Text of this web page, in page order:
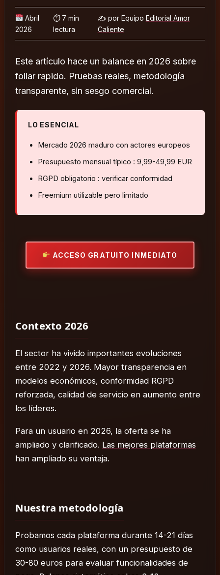
Abril
2026
⏱ 7 min
lectura
✍️ por Equipo Editorial Amor
Caliente
Este artículo hace un balance en 2026 sobre
follarrapido. Pruebas reales, metodología
transparente, sin sesgo comercial.
LO ESENCIAL
Mercado 2026 maduro con actores europeos
Presupuesto mensual típico : 9,99-49,99 EUR
RGPD obligatorio : verificar conformidad
Freemium utilizable pero limitado
ACCESO GRATUITO INMEDIATO
Contexto 2026
El sector ha vivido importantes evoluciones
entre 2022 y 2026. Mayor transparencia en
modelos económicos, conformidad RGPD
reforzada, calidad de servicio en aumento entre
los líderes.
Para un usuario en 2026, la oferta se ha
ampliado y clarificado. Las mejores plataformas
han ampliado su ventaja.
Nuestra metodología
Probamos cada plataformadurante 14-21 días
como usuarios reales, con un presupuesto de
30-80 euros para evaluar funcionalidades de